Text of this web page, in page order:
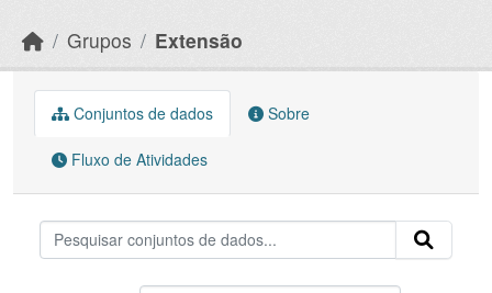
Grupos Extensão
Conjuntos de dados Sobre
Fluxo de Atividades